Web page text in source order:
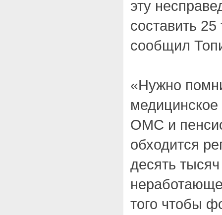
эту
составить
сообщил
«Нужно
ОМС и
обходится
десять
того чтобы